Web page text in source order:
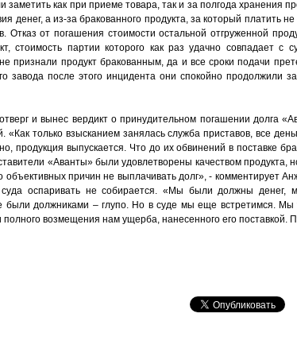
заметить как при приеме товара, так и за полгода хранения
денег, а из-за бракованного продукта, за который платить
Отказ от погашения стоимости остальной отгруженной
стоимость партии которого как раз удачно совпадает с
признали продукт бракованным, да и все сроки подачи
завода после этого инцидента они спокойно продолжили
и вынес вердикт о принудительном погашении долга
только взысканием занялась служба приставов, все
продукция выпускается. Что до их обвинений в поставке
«Аванты» были удовлетворены качеством продукта,
причин не выплачивать долг», - комментирует
оспаривать не собирается. «Мы были должны
были должниками – глупо. Но в суде мы еще встретимся.
возмещения нам ущерба, нанесенного его поставкой.